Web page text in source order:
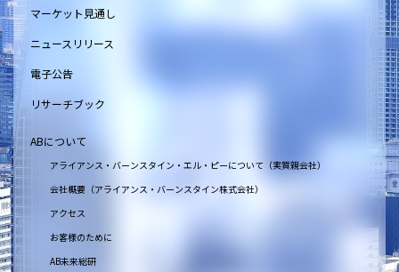
マーケット見通し
ニュースリリース
電子公告
リサーチブック
ABについて
アライアンス・バーンスタイン・エル・ピーについて（実質親会社）
会社概要（アライアンス・バーンスタイン株式会社）
アクセス
お客様のために
AB未来総研